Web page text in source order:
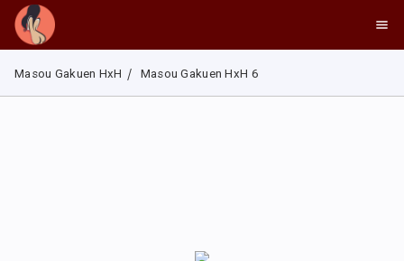
Masou Gakuen HxH Masou Gakuen HxH 6